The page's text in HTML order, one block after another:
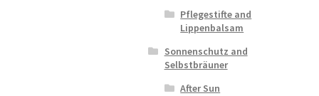
Pflegestifte and
Lippenbalsam
Sonnenschutz and
Selbstbräuner
After Sun